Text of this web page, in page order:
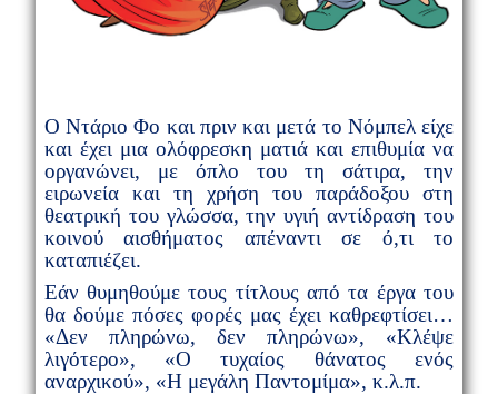
Ο Ντάριο Φο και πριν και μετά το Νόμπελ είχε
και έχει μια ολόφρεσκη ματιά και επιθυμία να
οργανώνει, με όπλο του τη σάτιρα, την
ειρωνεία και τη χρήση του παράδοξου στη
θεατρική του γλώσσα, την υγιή αντίδραση του
κοινού αισθήματος απέναντι σε ό,τι το
καταπιέζει.
Εάν θυμηθούμε τους τίτλους από τα έργα του
θα δούμε πόσες φορές μας έχει καθρεφτίσει…
«Δεν πληρώνω, δεν πληρώνω», «Κλέψε
λιγότερο», «Ο τυχαίος θάνατος ενός
αναρχικού», «Η μεγάλη Παντομίμα», κ.λ.π.